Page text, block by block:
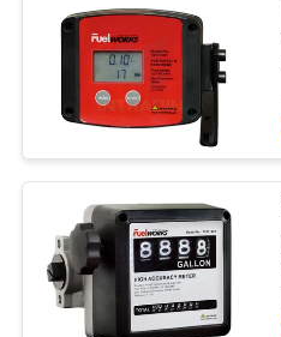
ΜΑΖΊ
ΖΗΤΉΣΤΕ
ΜΙΑ
ΠΡΟΣΦΟΡΆ